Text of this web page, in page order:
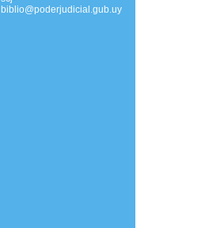
biblio@poderjudicial.gub.uy